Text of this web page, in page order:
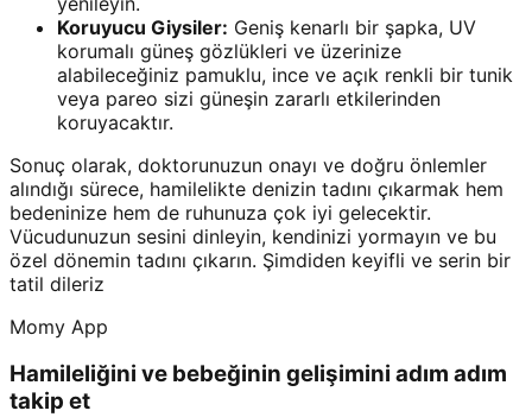
Koruyucu Giysiler: Geniş kenarlı bir şapka, UV
korumalı güneş gözlükleri ve üzerinize
alabileceğiniz pamuklu, ince ve açık renkli bir tunik
veya pareo sizi güneşin zararlı etkilerinden
koruyacaktır.
Sonuç olarak, doktorunuzun onayı ve doğru önlemler
alındığı sürece, hamilelikte denizin tadını çıkarmak hem
bedeninize hem de ruhunuza çok iyi gelecektir.
Vücudunuzun sesini dinleyin, kendinizi yormayın ve bu
özel dönemin tadını çıkarın. Şimdiden keyifli ve serin bir
tatil dileriz
Momy App
Hamileliğini ve bebeğinin gelişimini adım adım
takip et